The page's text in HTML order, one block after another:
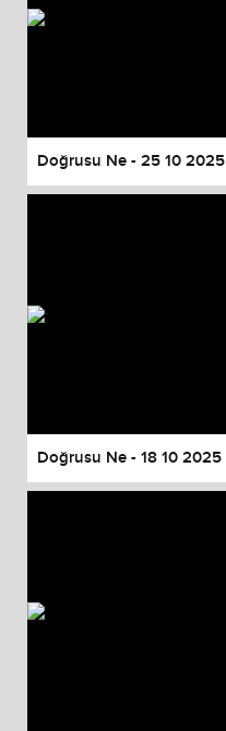
Doğrusu Ne - 25 10 2025
Doğrusu Ne - 18 10 2025